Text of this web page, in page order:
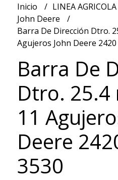
Inicio LINEA AGRICOLA
John Deere
Barra De Dirección Dtro.
Agujeros John Deere
Barra De
Dtro. 25.4
11
Deere
3530